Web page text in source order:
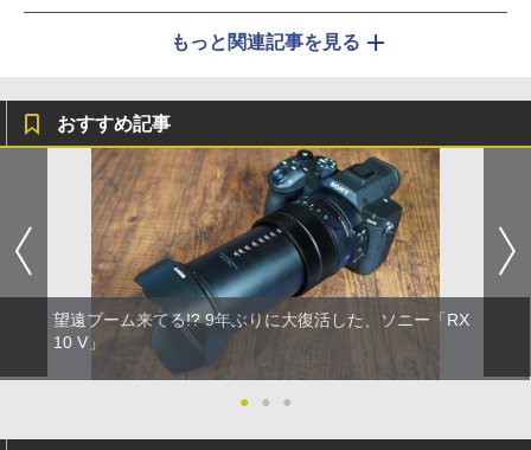
もっと関連記事を見る
おすすめ記事
望遠ブーム来てる!? 9年ぶりに大復活した、ソニー「RX
10 V」
● ● ●